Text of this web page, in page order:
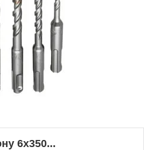
6х350...